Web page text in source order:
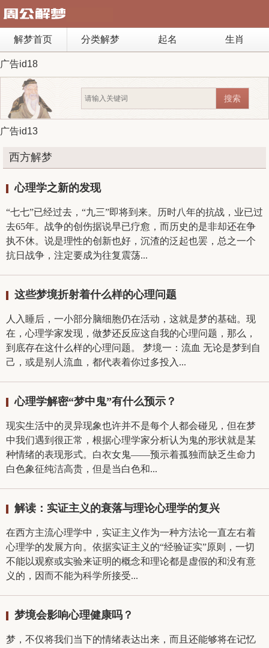
解梦首页 分类解梦 起名 生肖
广告id18
广告id13
西方解梦
心理学之新的发现
“七七”已经过去，“九三”即将到来。历时八年的抗战，业已过
去65年。战争的创伤据说早已疗愈，而历史的是非却还在争
执不休。说是理性的创新也好，沉渣的泛起也罢，总之一个
抗日战争，注定要成为往复震荡...
这些梦境折射着什么样的心理问题
人入睡后，一小部分脑细胞仍在活动，这就是梦的基础。现
在，心理学家发现，做梦还反应这自我的心理问题，那么，
到底存在这什么样的心理问题。 梦境一：流血 无论是梦到自
己，或是别人流血，都代表着你过多投入...
心理学解密“梦中鬼”有什么预示？
现实生活中的灵异现象也许并不是每个人都会碰见，但在梦
中我们遇到很正常，根据心理学家分析认为鬼的形状就是某
种情绪的表现形式。白衣女鬼——预示着孤独而缺乏生命力
白色象征纯洁高贵，但是当白色和...
解读：实证主义的衰落与理论心理学的复兴
在西方主流心理学中，实证主义作为一种方法论一直左右着
心理学的发展方向。依据实证主义的“经验证实”原则，一切
不能以观察或实验来证明的概念和理论都是虚假的和没有意
义的，因而不能为科学所接受...
梦境会影响心理健康吗？
梦，不仅将我们当下的情绪表达出来，而且还能够将在记忆